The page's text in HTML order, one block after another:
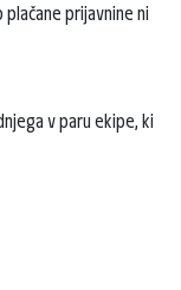
prijavnine ni
v paru ekipe, ki